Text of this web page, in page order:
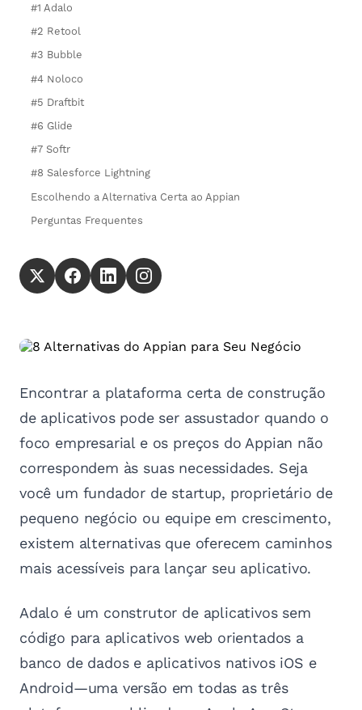
#1 Adalo
#2 Retool
#3 Bubble
#4 Noloco
#5 Draftbit
#6 Glide
#7 Softr
#8 Salesforce Lightning
Escolhendo a Alternativa Certa ao Appian
Perguntas Frequentes
Encontrar a plataforma certa de construção
de aplicativos pode ser assustador quando o
foco empresarial e os preços do Appian não
correspondem às suas necessidades. Seja
você um fundador de startup, proprietário de
pequeno negócio ou equipe em crescimento,
existem alternativas que oferecem caminhos
mais acessíveis para lançar seu aplicativo.
Adalo é um construtor de aplicativos sem
código para aplicativos web orientados a
banco de dados e aplicativos nativos iOS e
Android—uma versão em todas as três